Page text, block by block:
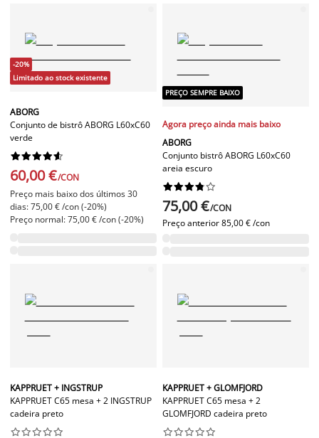
-20%
Limitado ao stock existente
ABORG
Conjunto de bistrô ABORG L60xC60
verde






60,00 €/CON
Preço mais baixo dos últimos 30
dias: 75,00 € /con (-20%)
Preço normal: 75,00 € /con (-20%)
PREÇO SEMPRE BAIXO
Agora preço ainda mais baixo
ABORG
Conjunto bistrô ABORG L60xC60
areia escuro






75,00 €/CON
Preço anterior85,00 € /con
KAPPRUET + INGSTRUP
KAPPRUET C65 mesa + 2 INGSTRUP
cadeira preto






KAPPRUET + GLOMFJORD
KAPPRUET C65 mesa + 2
GLOMFJORD cadeira preto





